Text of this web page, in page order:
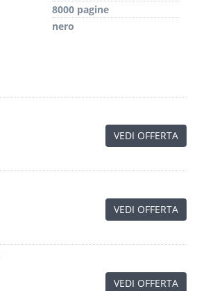
8000 pagine
nero
VEDI OFFERTA
VEDI OFFERTA
VEDI OFFERTA